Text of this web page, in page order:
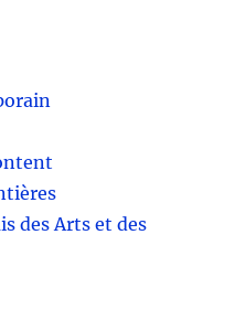
des Arts et des